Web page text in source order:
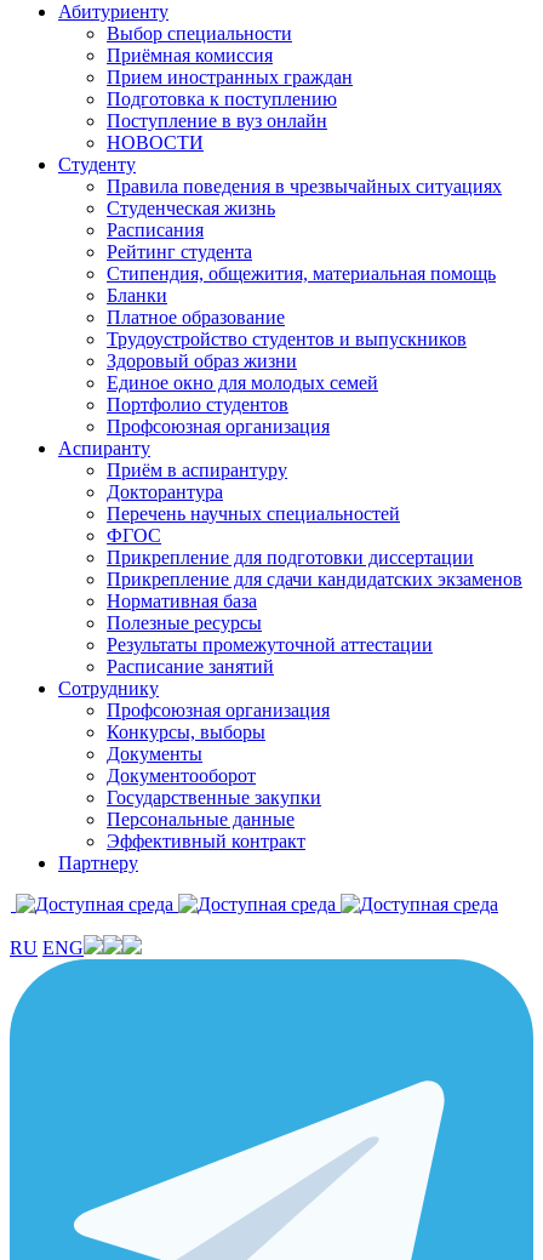
Абитуриенту
Выбор специальности
Приёмная комиссия
Прием иностранных граждан
Подготовка к поступлению
Поступление в вуз онлайн
НОВОСТИ
Студенту
Правила поведения в чрезвычайных ситуациях
Студенческая жизнь
Расписания
Рейтинг студента
Стипендия, общежития, материальная помощь
Бланки
Платное образование
Трудоустройство студентов и выпускников
Здоровый образ жизни
Единое окно для молодых семей
Портфолио студентов
Профсоюзная организация
Аспиранту
Приём в аспирантуру
Докторантура
Перечень научных специальностей
ФГОС
Прикрепление для подготовки диссертации
Прикрепление для сдачи кандидатских экзаменов
Нормативная база
Полезные ресурсы
Результаты промежуточной аттестации
Расписание занятий
Сотруднику
Профсоюзная организация
Конкурсы, выборы
Документы
Документооборот
Государственные закупки
Персональные данные
Эффективный контракт
Партнеру
RU ENG